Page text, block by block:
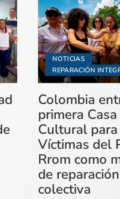
NOTICIAS
REPARACIÓN
Colombia
primera Casa
Cultural
Víctimas del
Rrom como
de reparación
colectiva